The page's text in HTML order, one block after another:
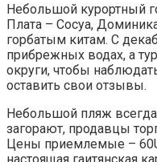
Небольшой курортный
Плата – Сосуа,
горбатым китам. С
прибрежных водах, а
округи, чтобы
оставить свои отзывы.
Небольшой пляж
загорают, продавцы
Цены приемлемые –